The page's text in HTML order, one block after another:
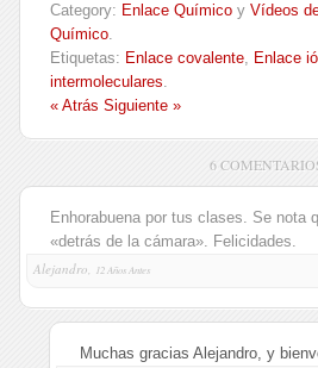
Category: Enlace Químico y Vídeos
Químico.
Etiquetas: Enlace covalente, Enlace
intermoleculares.
« Atrás Siguiente »
6
Enhorabuena por tus clases. Se nota
«detrás de la cámara». Felicidades.
Alejandro,
12 Años Antes
Muchas gracias Alejandro, y